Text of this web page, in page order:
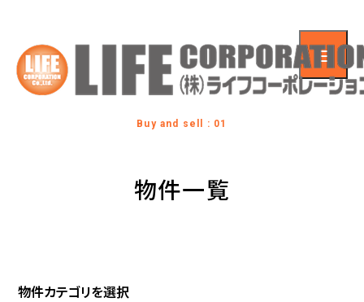
Buy and sell : 01
物件一覧
物件カテゴリを選択